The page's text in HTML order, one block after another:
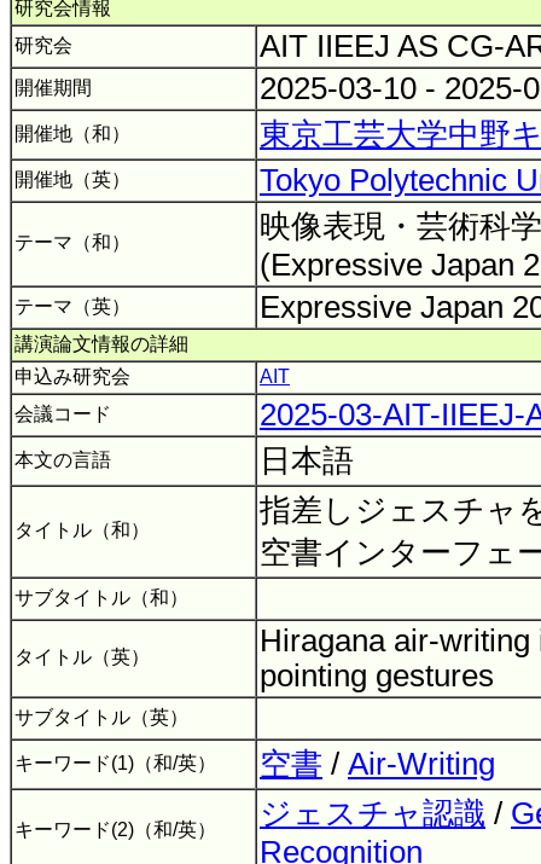
研究会情報
研究会
AIT IIEEJ AS CG-
開催期間 2025-03-10 - 2025-
開催地（和） 東京工芸大学中野
開催地（英） Tokyo Polytechnic
テーマ（和）
映像表現・芸術科
(Expressive Japan
テーマ（英） Expressive Japan
講演論文情報の詳細
申込み研究会
AIT
会議コード
2025-03-AIT-IIEEJ-
本文の言語 日本語
タイトル（和）
指差しジェスチャ
空書インターフェ
サブタイトル（和）
タイトル（英）
Hiragana air-writing
pointing gestures
サブタイトル（英）
キーワード(1)（和/英） 空書 / Air-Writing
キーワード(2)（和/英） ジェスチャ認識 /
Recognition